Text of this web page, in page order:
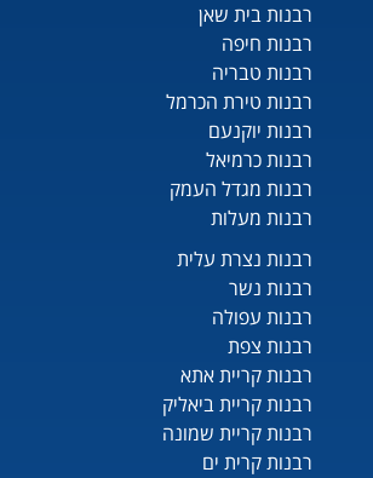
רבנות בית שאן
רבנות חיפה
רבנות טבריה
רבנות טירת הכרמל
רבנות יוקנעם
רבנות כרמיאל
רבנות מגדל העמק
רבנות מעלות
רבנות נצרת עלית
רבנות נשר
רבנות עפולה
רבנות צפת
רבנות קריית אתא
רבנות קריית ביאליק
רבנות קריית שמונה
רבנות קרית ים